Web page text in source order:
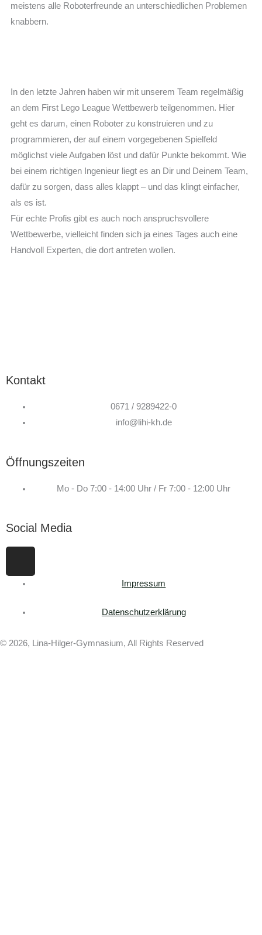
meistens alle Roboterfreunde an unterschiedlichen Problemen
knabbern.
In den letzte Jahren haben wir mit unserem Team regelmäßig
an dem First Lego League Wettbewerb teilgenommen. Hier
geht es darum, einen Roboter zu konstruieren und zu
programmieren, der auf einem vorgegebenen Spielfeld
möglichst viele Aufgaben löst und dafür Punkte bekommt. Wie
bei einem richtigen Ingenieur liegt es an Dir und Deinem Team,
dafür zu sorgen, dass alles klappt – und das klingt einfacher,
als es ist.
Für echte Profis gibt es auch noch anspruchsvollere
Wettbewerbe, vielleicht finden sich ja eines Tages auch eine
Handvoll Experten, die dort antreten wollen.
Kontakt
0671 / 9289422-0
info@lihi-kh.de
Öffnungszeiten
Mo - Do 7:00 - 14:00 Uhr / Fr 7:00 - 12:00 Uhr
Social Media
s
a
r
Impressum
Datenschutzerklärung
© 2026, Lina-Hilger-Gymnasium, All Rights Reserved